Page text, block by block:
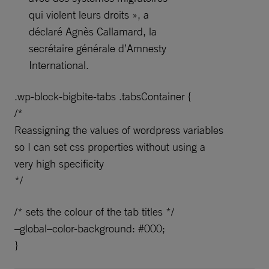
qui violent leurs droits », a
déclaré Agnès Callamard, la
secrétaire générale d’Amnesty
International.
.wp-block-bigbite-tabs .tabsContainer {
/*
Reassigning the values of wordpress variables
so I can set css properties without using a
very high specificity
*/
/* sets the colour of the tab titles */
–global–color-background: #000;
}